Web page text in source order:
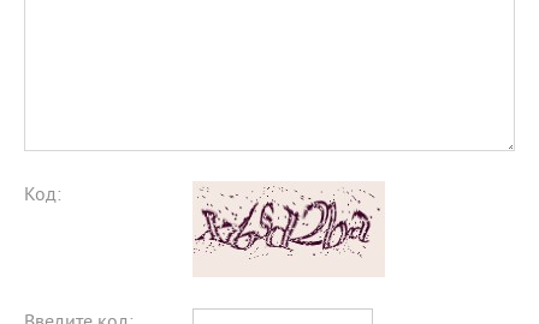
Код: